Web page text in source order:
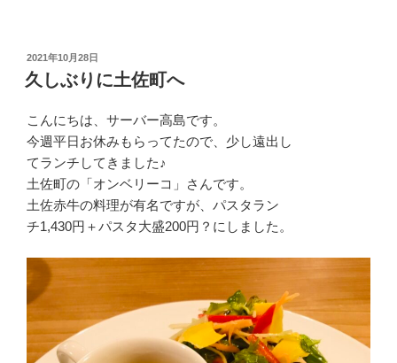
投
稿
日:
2021年10月28日
久しぶりに土佐町へ
こんにちは、サーバー高島です。
今週平日お休みもらってたので、少し遠出し
てランチしてきました♪
土佐町の「オンベリーコ」さんです。
土佐赤牛の料理が有名ですが、パスタラン
チ1,430円＋パスタ大盛200円？にしました。